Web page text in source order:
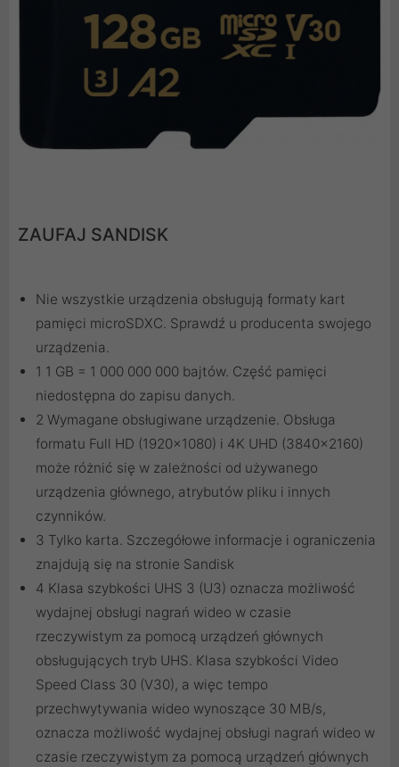
ZAUFAJ SANDISK
Nie wszystkie urządzenia obsługują formaty kart
pamięci microSDXC. Sprawdź u producenta swojego
urządzenia.
1 1 GB = 1 000 000 000 bajtów. Część pamięci
niedostępna do zapisu danych.
2 Wymagane obsługiwane urządzenie. Obsługa
formatu Full HD (1920x1080) i 4K UHD (3840x2160)
może różnić się w zależności od używanego
urządzenia głównego, atrybutów pliku i innych
czynników.
3 Tylko karta. Szczegółowe informacje i ograniczenia
znajdują się na stronie Sandisk
4 Klasa szybkości UHS 3 (U3) oznacza możliwość
wydajnej obsługi nagrań wideo w czasie
rzeczywistym za pomocą urządzeń głównych
obsługujących tryb UHS. Klasa szybkości Video
Speed Class 30 (V30), a więc tempo
przechwytywania wideo wynoszące 30 MB/s,
oznacza możliwość wydajnej obsługi nagrań wideo w
czasie rzeczywistym za pomocą urządzeń głównych